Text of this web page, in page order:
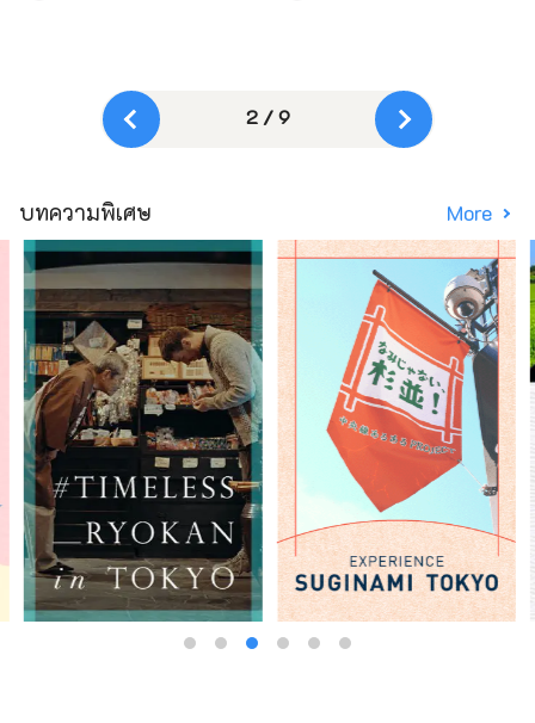
2 / 9
บทความพิเศษ More